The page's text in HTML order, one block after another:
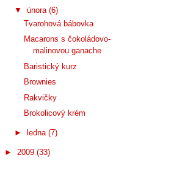
▼ února (6)
Tvarohová bábovka
Macarons s čokoládovo-
malinovou ganache
Baristický kurz
Brownies
Rakvičky
Brokolicový krém
► ledna (7)
► 2009 (33)